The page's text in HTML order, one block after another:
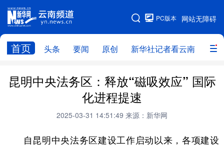
网站无障碍
PC版本
首页 头条 要闻 原创 新华社记者看云南 政务
网站地图
头条 云南要闻 本网原创
政务
云南省领导报道集
教育
州市
社会
昆明中央法务区：释放“磁吸效应” 国际
化进程提速
2025-03-31 14:51:49 来源：新华网
自昆明中央法务区建设工作启动以来，各项建设